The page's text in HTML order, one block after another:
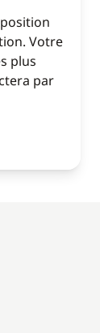
Votre
plus
par